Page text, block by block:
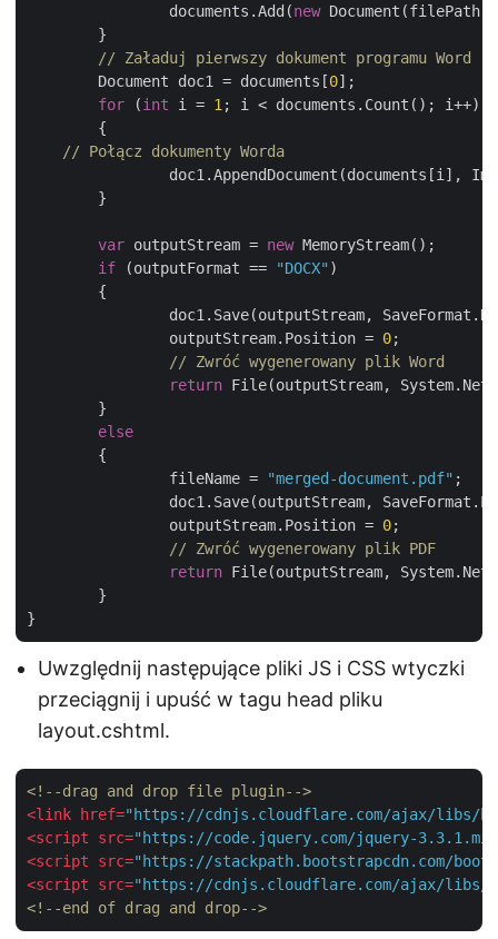
		documents.Add(
new
// Załaduj pierwszy dokument programu Word
	Document doc1 = documents[
0];
for (int i = 1; i < documents.Count(); i++)
// Połącz dokumenty Worda
var outputStream = new MemoryStream();
if (outputFormat == "DOCX" )
		outputStream.Position =
0;
// Zwróć wygenerowany plik Word
return File(outputStream,
else
		fileName =
"merged-document.pdf" ;
		outputStream.Position =
0;
// Zwróć wygenerowany plik PDF
return File(outputStream,
Uwzględnij następujące pliki JS i CSS wtyczki
przeciągnij i upuść w tagu head pliku
layout.cshtml.
<!--drag and drop file plugin-->
<link href="https://cdnjs.cloudflare.com/ajax/libs/
<script src="https://code.jquery.com/jquery-
<script src="https://stackpath.bootstrapcdn.com/
<script src="https://cdnjs.cloudflare.com/ajax/
<!--end of drag and drop-->